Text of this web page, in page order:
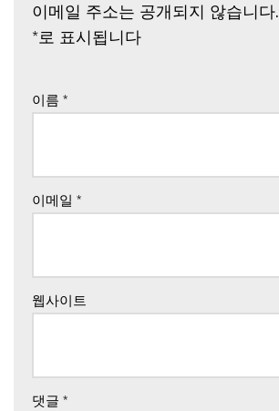
이메일 주소는 공개되지 않습니다.
*로 표시됩니다
이름 *
이메일 *
웹사이트
댓글 *